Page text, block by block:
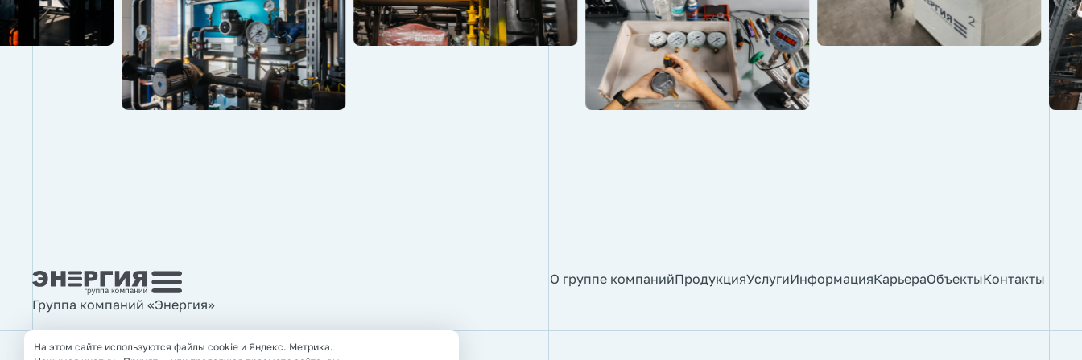
Группа компаний «Энергия»
О группе компанийПродукцияУслугиИнформацияКарьераОбъектыКонтакты
На этом сайте используются файлы cookie и Яндекс. Метрика.